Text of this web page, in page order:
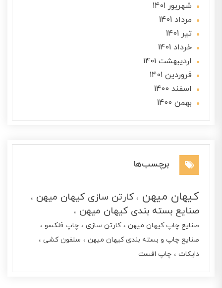
شهریور 1401
مرداد 1401
تير 1401
خرداد 1401
ارديبهشت 1401
فروردین 1401
اسفند 1400
بهمن 1400
برچسب‌ها
کیهان میهن
کارتن سازی کیهان میهن
صنایع بسته بندی کیهان میهن
صنایع چاپ کیهان میهن کارتن سازی
چاپ فلکسو
صنایع چاپ و بسته بندی کیهان میهن
سلفون کشی
دایکات
چاپ افست